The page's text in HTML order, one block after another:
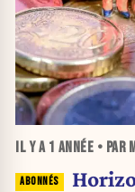
IL Y A 1 ANNÉE • PAR